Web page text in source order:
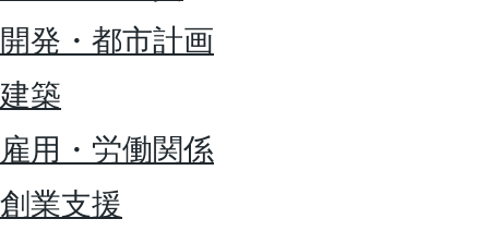
開発・都市計画
建築
雇用・労働関係
創業支援